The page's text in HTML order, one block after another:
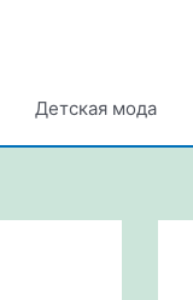
Детская мода